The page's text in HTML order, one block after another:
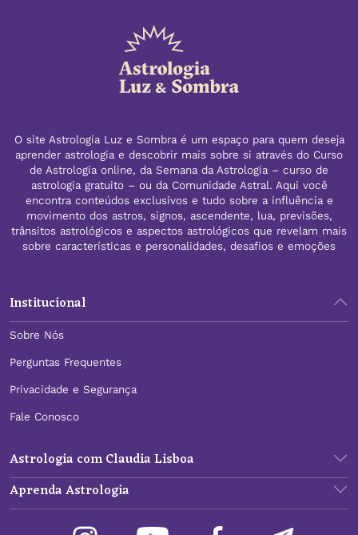
O site Astrologia Luz e Sombra é um espaço para quem deseja
aprender astrologia e descobrir mais sobre si através do Curso
de Astrologia online, da Semana da Astrologia – curso de
astrologia gratuito – ou da Comunidade Astral. Aqui você
encontra conteúdos exclusivos e tudo sobre a influência e
movimento dos astros, signos, ascendente, lua, previsões,
trânsitos astrológicos e aspectos astrológicos que revelam mais
sobre características e personalidades, desafios e emoções
Institucional
Sobre Nós
Perguntas Frequentes
Privacidade e Segurança
Fale Conosco
Astrologia com Claudia Lisboa
Aprenda Astrologia